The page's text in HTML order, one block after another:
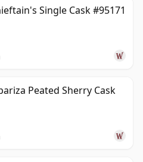
Single Cask #95171
Peated Sherry Cask